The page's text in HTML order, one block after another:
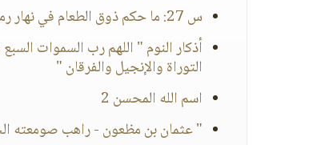
س 27: ما حكم ذوق الطعام في نهار رمضان والمرأة صائمة؟
أذكار النوم " اللهم رب السموات
التوراة والإنجيل والفرقان "
اسم الله المحسن 2
" عثمان بن مظعون - راهب صومعته